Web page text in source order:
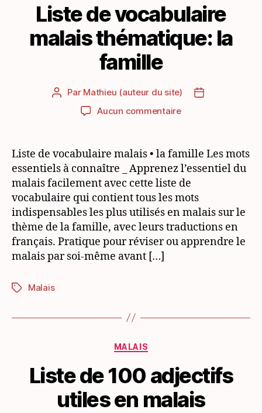
Liste de vocabulaire
malais thématique: la
famille
Auteur
l’article
Par Mathieu (auteur du site)
Date
Aucun commentairesur
vocabulaire
malais
thématique:
la
famille
Liste de vocabulaire malais • la famille Les mots
essentiels à connaître _ Apprenez l’essentiel du
malais facilement avec cette liste de
vocabulaire qui contient tous les mots
indispensables les plus utilisés en malais sur le
thème de la famille, avec leurs traductions en
français. Pratique pour réviser ou apprendre le
malais par soi-même avant […]
Étiquettes
Malais
Catégories
MALAIS
Liste de 100 adjectifs
utiles en malais